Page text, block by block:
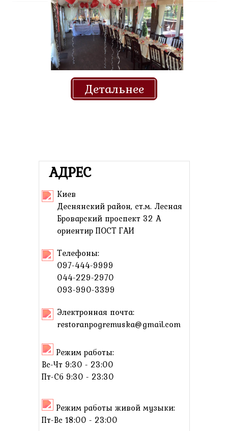
Детальнее
АДРЕС
Киев
Деснянский район, ст.м. Лесная
Броварский проспект 32 А
ориентир ПОСТ ГАИ
Телефоны:
097-444-9999
044-229-2970
093-990-3399
Электронная почта:
restoranpogremuska@gmail.com
Режим работы:
Вс-Чт 9:30 - 23:00
Пт-Сб 9:30 - 23:30
Режим работы живой музыки:
Пт-Вс 18:00 - 23:00